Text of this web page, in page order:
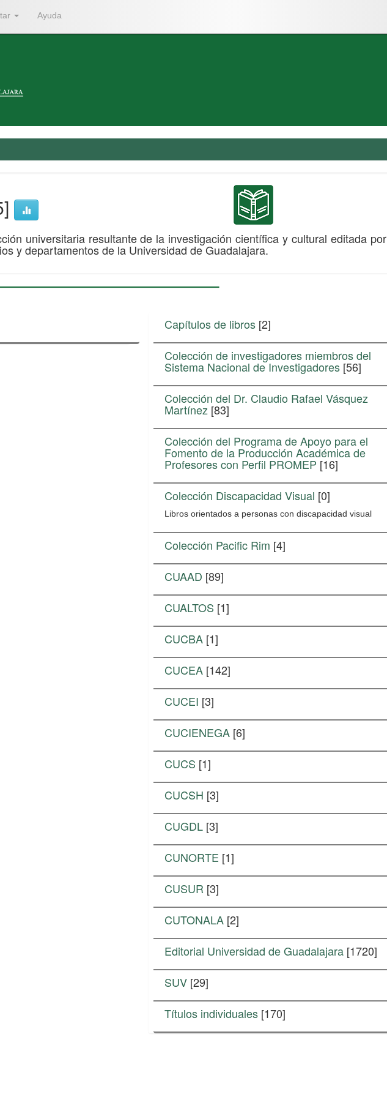
Ayuda
universitaria resultante de la investigación científica y cultural editada por
y departamentos de la Universidad de Guadalajara.
Capítulos de libros[2]
Colección de investigadores miembros del
Sistema Nacional de Investigadores[56]
Colección del Dr. Claudio Rafael Vásquez
Martínez [83]
Colección del Programa de Apoyo para el
Fomento de la Producción Académica de
Profesores con Perfil PROMEP [16]
Colección Discapacidad Visual [0]
Libros orientados a personas con discapacidad visual
Colección Pacific Rim [4]
CUAAD [89]
CUALTOS [1]
CUCBA[1]
CUCEA[142]
CUCEI [3]
CUCIENEGA[6]
CUCS [1]
CUCSH [3]
CUGDL[3]
CUNORTE [1]
CUSUR [3]
CUTONALA[2]
Editorial Universidad de Guadalajara[1720]
SUV[29]
Títulos individuales[170]